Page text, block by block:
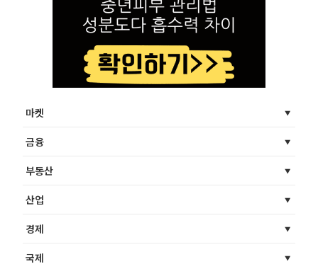
마켓
금융
부동산
산업
경제
국제